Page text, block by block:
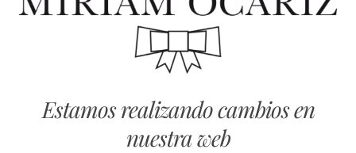
Estamos realizando cambios en
nuestra web